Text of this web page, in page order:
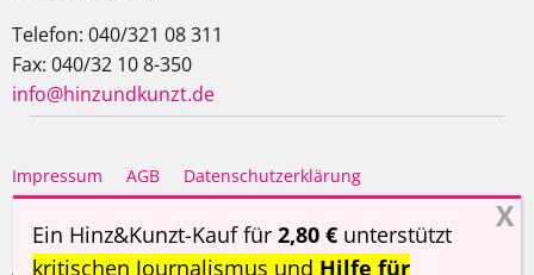
Telefon: 040/321 08 311
Fax: 040/32 10 8-350
info@hinzundkunzt.de
Impressum AGB
Datenschutzerklärung
Haftungsausschluss
Ein Hinz&Kunzt-Kauf für2,80 € unterstützt
kritischen Journalismus und Hilfe für